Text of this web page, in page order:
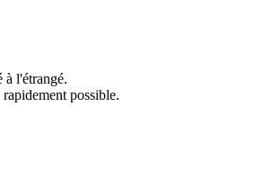
à l'étrangé.
possible.